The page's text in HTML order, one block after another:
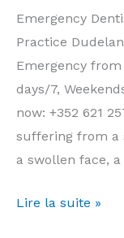
|
Cabinet
Arnould-
Tanson
Luxembourg
Emergency
Practice
Emergency from
days/7,
now: +352 621
suffering from a
a swollen face,
Emergency
Lire la suite »